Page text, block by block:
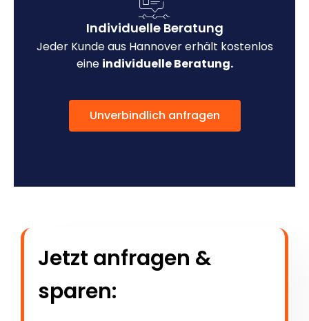
Individuelle Beratung
Jeder Kunde aus Hannover erhält kostenlos
eine individuelle Beratung.
Unverbindlich anfragen
Jetzt anfragen &
sparen: